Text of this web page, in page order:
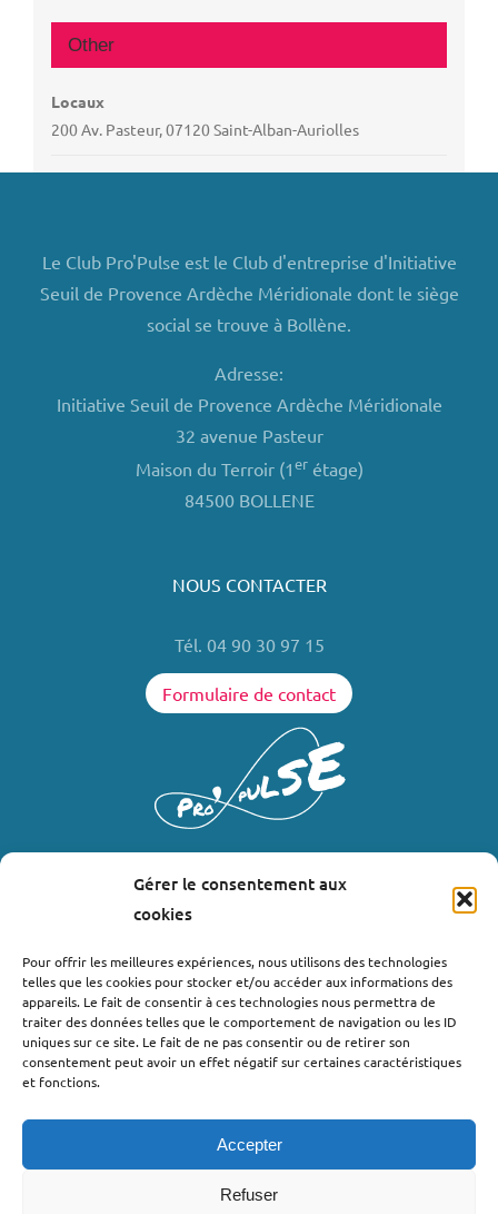
Gérer le consentement aux
cookies
Pour offrir les meilleures expériences, nous utilisons des technologies
telles que les cookies pour stocker et/ou accéder aux informations des
appareils. Le fait de consentir à ces technologies nous permettra de
traiter des données telles que le comportement de navigation ou les ID
uniques sur ce site. Le fait de ne pas consentir ou de retirer son
consentement peut avoir un effet négatif sur certaines caractéristiques
et fonctions.
Accepter
Refuser
Other
Locaux
200 Av. Pasteur, 07120 Saint-Alban-Auriolles
Le Club Pro'Pulse est le Club d'entreprise d'Initiative
Seuil de Provence Ardèche Méridionale dont le siège
social se trouve à Bollène.
Adresse:
Initiative Seuil de Provence Ardèche Méridionale
32 avenue Pasteur
Maison du Terroir (1erétage)
84500 BOLLENE
NOUS CONTACTER
Tél. 04 90 30 97 15
Formulaire de contact
Où nous trouver ?
Bollène
Nyons
Valréas
Lachapelle-sous-Aubenas